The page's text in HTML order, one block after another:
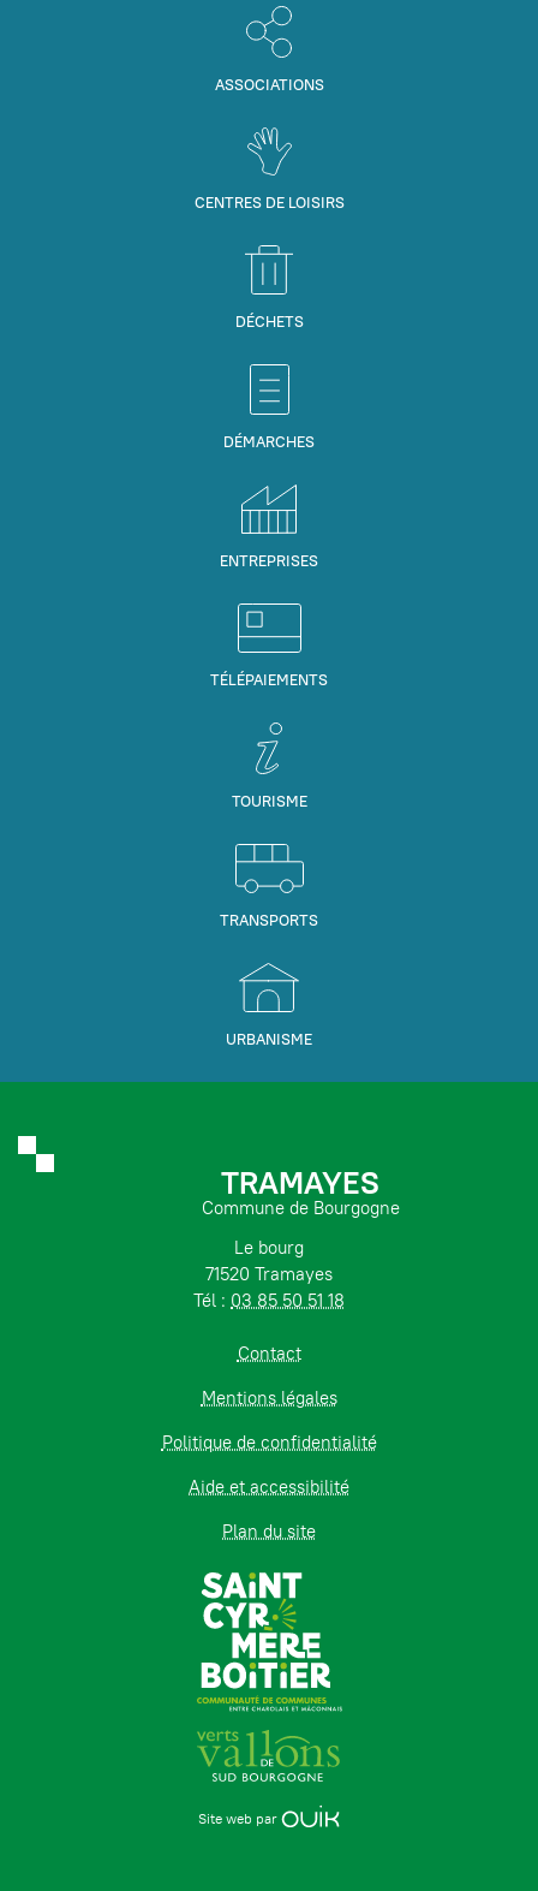
ASSOCIATIONS
CENTRES DE LOISIRS
DÉCHETS
DÉMARCHES
ENTREPRISES
TÉLÉPAIEMENTS
TOURISME
TRANSPORTS
URBANISME
TRAMAYES
Commune de Bourgogne
Le bourg
71520 Tramayes
Tél : 03 85 50 51 18
Contact
Mentions légales
Politique de confidentialité
Aide et accessibilité
Plan du site
Site web par